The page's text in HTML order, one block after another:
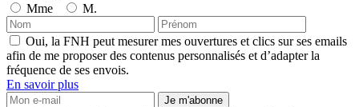
Mme
M.
Oui, la FNH peut mesurer mes ouvertures et clics sur ses emails
afin de me proposer des contenus personnalisés et d’adapter la
fréquence de ses envois.
En savoir plus
Je m'abonne